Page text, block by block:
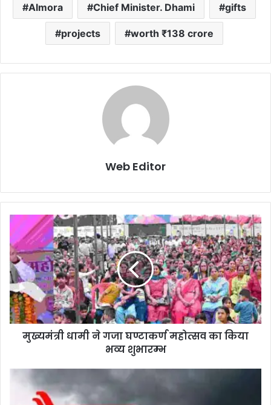
Almora Chief Minister. Dhami gifts
projects worth ₹138 crore
Web Editor
मुख्यमंत्री धामी ने गजा घण्टाकर्ण महोत्सव का किया
भव्य शुभारम्भ